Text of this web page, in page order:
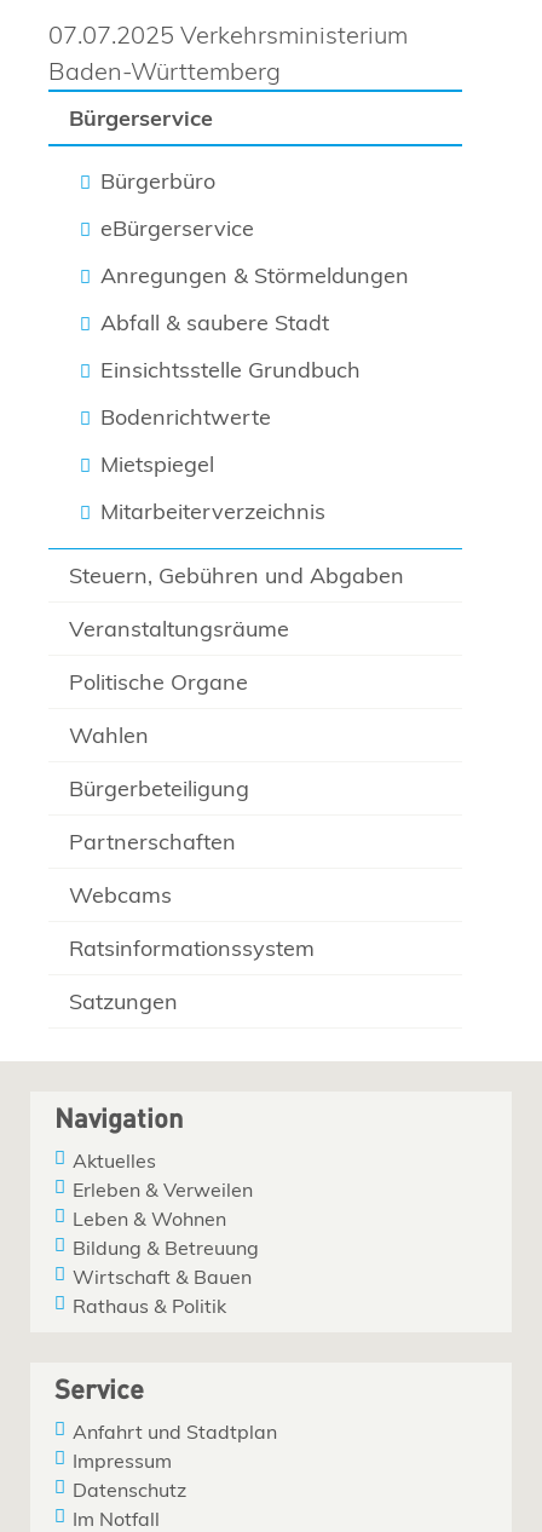
Bürgerservice
Bürgerbüro
eBürgerservice
Anregungen & Störmeldungen
Abfall & saubere Stadt
Einsichtsstelle Grundbuch
Bodenrichtwerte
Mietspiegel
Mitarbeiterverzeichnis
Steuern, Gebühren und Abgaben
Veranstaltungsräume
Politische Organe
Wahlen
Bürgerbeteiligung
Partnerschaften
Webcams
Ratsinformationssystem
Satzungen
07.07.2025 Verkehrsministerium
Baden-Württemberg
Navigation
Aktuelles
Erleben & Verweilen
Leben & Wohnen
Bildung & Betreuung
Wirtschaft & Bauen
Rathaus & Politik
Service
Anfahrt und Stadtplan
Impressum
Datenschutz
Im Notfall